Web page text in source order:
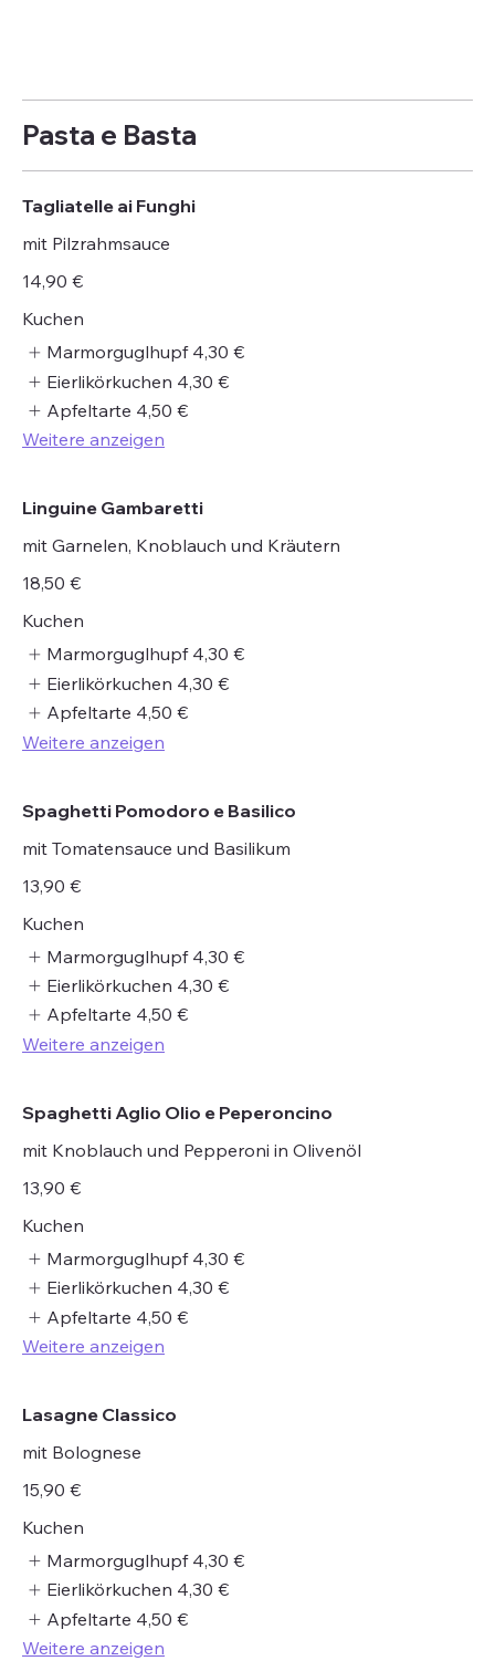
Pasta e Basta
Tagliatelle ai Funghi
mit Pilzrahmsauce
14,90 €
Kuchen
Marmorguglhupf 4,30 €
Eierlikörkuchen 4,30 €
Apfeltarte 4,50 €
Weitere anzeigen
Linguine Gambaretti
mit Garnelen, Knoblauch und Kräutern
18,50 €
Kuchen
Marmorguglhupf 4,30 €
Eierlikörkuchen 4,30 €
Apfeltarte 4,50 €
Weitere anzeigen
Spaghetti Pomodoro e Basilico
mit Tomatensauce und Basilikum
13,90 €
Kuchen
Marmorguglhupf 4,30 €
Eierlikörkuchen 4,30 €
Apfeltarte 4,50 €
Weitere anzeigen
Spaghetti Aglio Olio e Peperoncino
mit Knoblauch und Pepperoni in Olivenöl
13,90 €
Kuchen
Marmorguglhupf 4,30 €
Eierlikörkuchen 4,30 €
Apfeltarte 4,50 €
Weitere anzeigen
Lasagne Classico
mit Bolognese
15,90 €
Kuchen
Marmorguglhupf 4,30 €
Eierlikörkuchen 4,30 €
Apfeltarte 4,50 €
Weitere anzeigen